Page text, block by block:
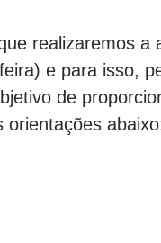
realizaremos
e para isso,
de